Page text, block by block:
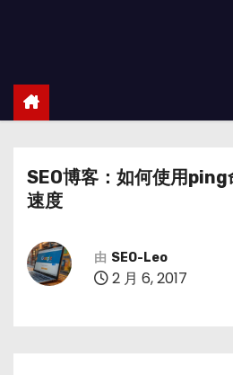
SEO博客：如何使用
速度
由 SEO-Leo
2 月 6, 2017